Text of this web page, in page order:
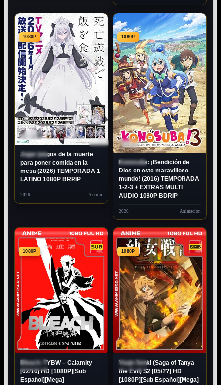
ESTRENO
LATINO
1080P
Jugar juegos de la muerte
para poner comida en la
mesa (2026) TEMPORADA 1
LATINO 1080P BRRIP
2026 Accion
ESTRENO
DUAL
1080P
1080P
Konosuba: ¡Bendición de
Dios en este maravilloso
mundo! (2016) TEMPORADA
1-2-3 + EXTRAS MULTI
AUDIO 1080P BDRIP
2026 Animación
EN
EMISIÓN
1080P
Bleach: TYBW – Calamity
[02/10] HD [1080P][Sub
Español][Mega]
EN
EMISIÓN
1080P
Youjo Senki (Saga of Tanya
the Evil) S2 [05/??] HD
[1080P][Sub Español][Mega]